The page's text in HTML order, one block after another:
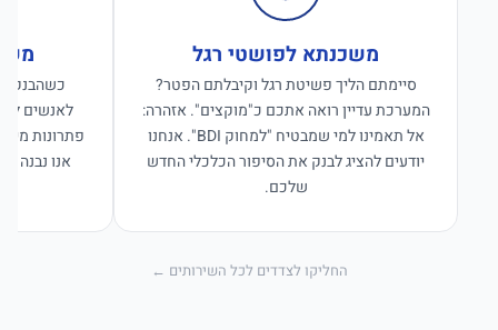
משכנתא לפושטי רגל
סיימתם הליך פשיטת רגל וקיבלתם הפטר?
המערכת עדיין רואה אתכם כ"מוקצים". אזהרה:
אל תאמינו למי שמבטיח "למחוק BDI". אנחנו
יודעים להציג לבנק את הסיפור הכלכלי החדש
שלכם.
לאנשים
פתרונות
אנו נבנה
החליקו לצדדים לכל השירותים ←